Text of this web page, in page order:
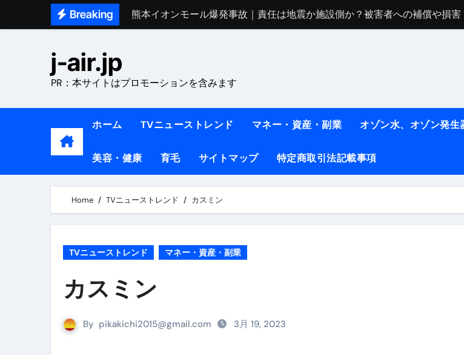
Breaking
熊本イオンモール爆発事故｜責任は地震か施設側か？被害者への補償や損害
【医者が教える】本当に痩せる薬はコレ！ #医療ダイエット
中町綾が2週間で3.5kg痩せた方法 #shots
【医者が解説】このふくらはぎ痩せ本当に効果ある？ #エクササイズ
【1日ダイエットルーティン】運動なしで2ヶ月で10kg減量した、私の痩せ
『葬送のフリーレン』の学び｜時間・記憶・名言・人生哲学から読み解く生
リサイクル業者の無料回収・無料査定は危険？情報収集との関係と見分け方
青森県震度6とベネゼエラM7級地震の関連性は？
j-air.jp
PR：本サイトはプロモーションを含みます
ホーム TVニューストレンド マネー・資産・副業 オゾン水、オゾン発生
美容・健康 育毛 サイトマップ 特定商取引法記載事項
Home TVニューストレンド カスミン
TVニューストレンド マネー・資産・副業
カスミン
By pikakichi2015@gmail.com 3月 19, 2023